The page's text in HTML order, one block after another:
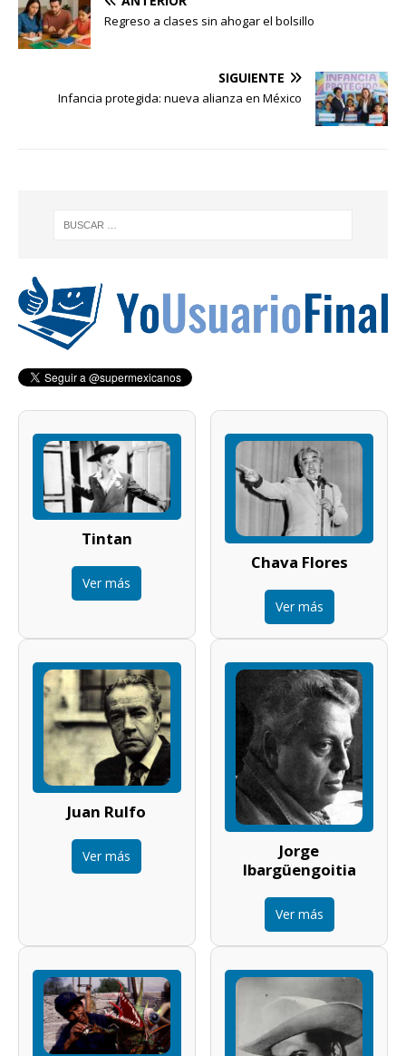
Regreso a clases sin ahogar el bolsillo
SIGUIENTE
Infancia protegida: nueva alianza en México
Tintan
Ver más
Chava Flores
Ver más
Juan Rulfo
Ver más
Jorge
Ibargüengoitia
Ver más